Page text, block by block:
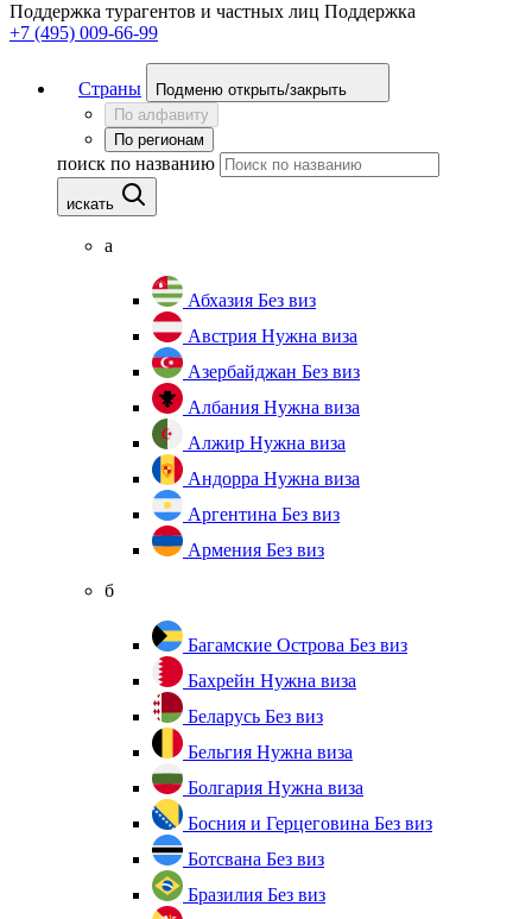
Поддержка турагентов и частных лиц Поддержка
+7 (495) 009-66-99
Страны
Подменю открыть/закрыть
По алфавиту
По регионам
поиск по названию
искать
а
Абхазия Без виз
Австрия Нужна виза
Азербайджан Без виз
Албания Нужна виза
Алжир Нужна виза
Андорра Нужна виза
Аргентина Без виз
Армения Без виз
б
Багамские Острова Без виз
Бахрейн Нужна виза
Беларусь Без виз
Бельгия Нужна виза
Болгария Нужна виза
Босния и Герцеговина Без виз
Ботсвана Без виз
Бразилия Без виз